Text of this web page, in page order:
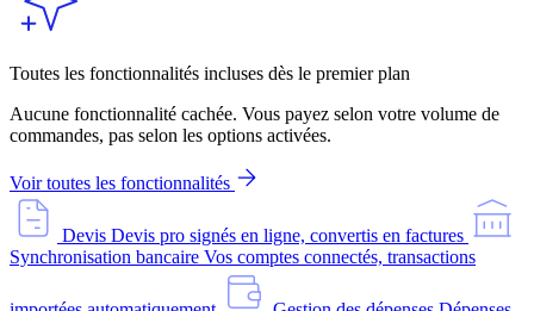
Toutes les fonctionnalités incluses dès le premier plan
Aucune fonctionnalité cachée. Vous payez selon votre volume de
commandes, pas selon les options activées.
Voir toutes les fonctionnalités
Devis Devis pro signés en ligne, convertis en factures
Synchronisation bancaire Vos comptes connectés, transactions